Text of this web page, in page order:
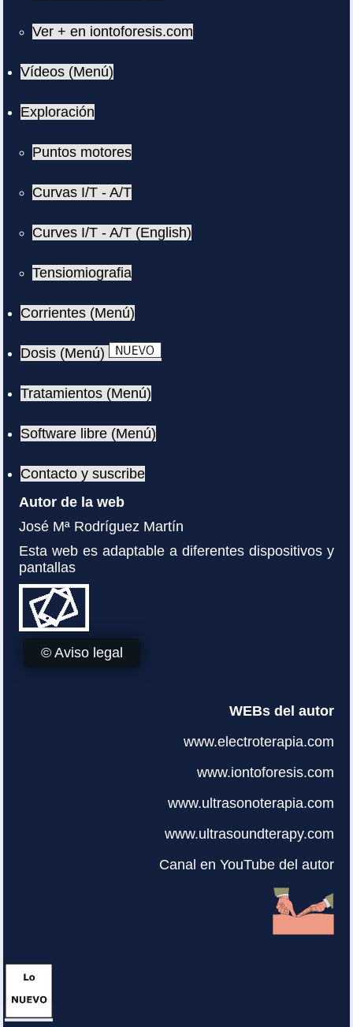
Ver + en iontoforesis.com
Vídeos (Menú)
Exploración
Puntos motores
Curvas I/T - A/T
Curves I/T - A/T (English)
Tensiomiografia
Corrientes (Menú)
Dosis (Menú)
Tratamientos (Menú)
Software libre (Menú)
Contacto y suscribe
Autor de la web
José Mª Rodríguez Martín
Esta web es adaptable a diferentes dispositivos y
pantallas
© Aviso legal
WEBs del autor
www.electroterapia.com
www.iontoforesis.com
www.ultrasonoterapia.com
www.ultrasoundterapy.com
Canal en YouTube del autor